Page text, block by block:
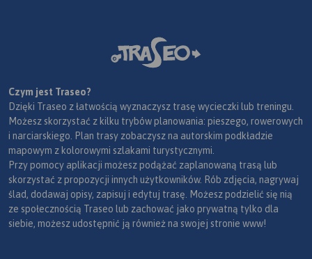
Czym jest Traseo?
Dzięki Traseo z łatwością wyznaczysz trasę wycieczki lub treningu.
Możesz skorzystać z kilku trybów planowania: pieszego, rowerowych
i narciarskiego. Plan trasy zobaczysz na autorskim podkładzie
mapowym z kolorowymi szlakami turystycznymi.
Przy pomocy aplikacji możesz podążać zaplanowaną trasą lub
skorzystać z propozycji innych użytkowników. Rób zdjęcia, nagrywaj
ślad, dodawaj opisy, zapisuj i edytuj trasę. Możesz podzielić się nią
ze społecznością Traseo lub zachować jako prywatną tylko dla
siebie, możesz udostępnić ją również na swojej stronie www!